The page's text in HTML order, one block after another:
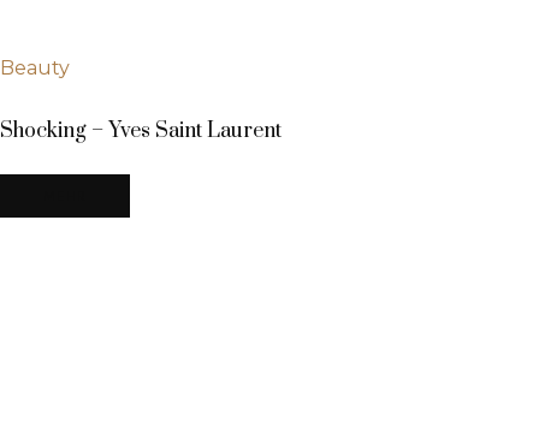
Beauty
Shocking – Yves Saint Laurent